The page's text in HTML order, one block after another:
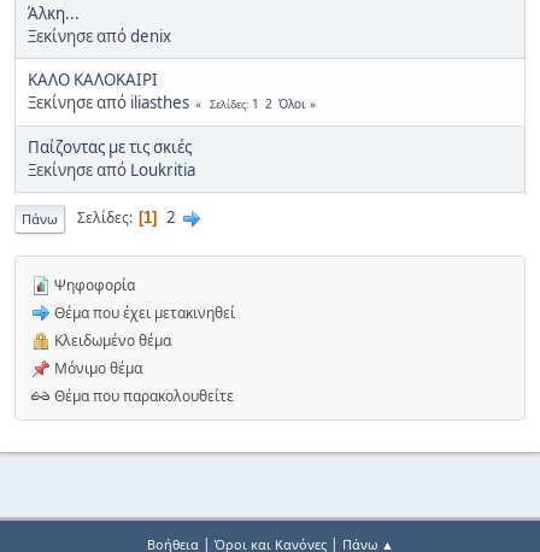
Άλκη...
Ξεκίνησε απόdenix
ΚΑΛΟ ΚΑΛΟΚΑΙΡΙ
Ξεκίνησε από iliasthes Σελίδες 1 2 Όλοι
Παίζοντας με τις σκιές
Ξεκίνησε από Loukritia
Πάνω Σελίδες 1 2
Ψηφοφορία
Θέμα που έχει μετακινηθεί
Κλειδωμένο θέμα
Μόνιμο θέμα
Θέμα που παρακολουθείτε
Βοήθεια| Όροι και Κανόνες| Πάνω ▲